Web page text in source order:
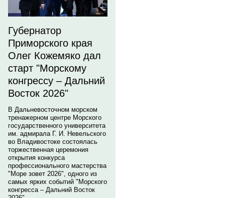
Губернатор
Приморского края
Олег Кожемяко дал
старт "Морскому
конгрессу – Дальний
Восток 2026"
В Дальневосточном морском
тренажерном центре Морского
государственного университета
им. адмирала Г. И. Невельского
во Владивостоке состоялась
торжественная церемония
открытия конкурса
профессионального мастерства
"Море зовет 2026", одного из
самых ярких событий "Морского
конгресса – Дальний Восток